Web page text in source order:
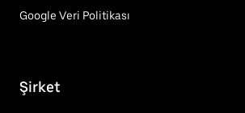
Google Veri Politikası
Şirket